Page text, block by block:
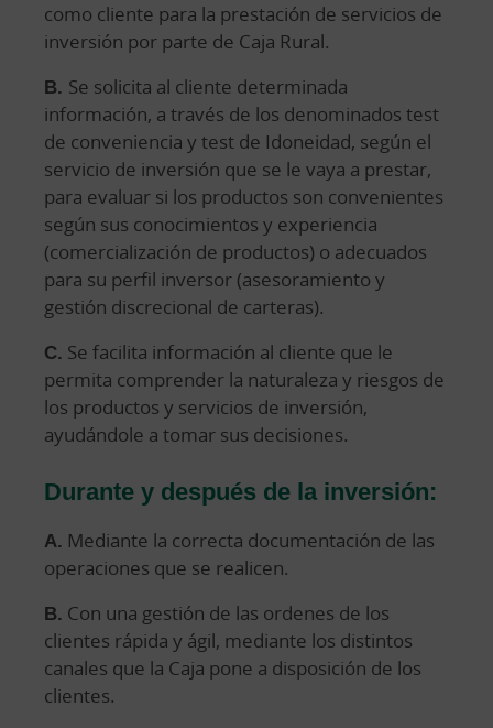
como cliente para la prestación de servicios de
inversión por parte de Caja Rural.
B. Se solicita al cliente determinada
información, a través de los denominados test
de conveniencia y test de Idoneidad, según el
servicio de inversión que se le vaya a prestar,
para evaluar si los productos son convenientes
según sus conocimientos y experiencia
(comercialización de productos) o adecuados
para su perfil inversor (asesoramiento y
gestión discrecional de carteras).
C. Se facilita información al cliente que le
permita comprender la naturaleza y riesgos de
los productos y servicios de inversión,
ayudándole a tomar sus decisiones.
Durante y después de la inversión:
A. Mediante la correcta documentación de las
operaciones que se realicen.
B. Con una gestión de las ordenes de los
clientes rápida y ágil, mediante los distintos
canales que la Caja pone a disposición de los
clientes.